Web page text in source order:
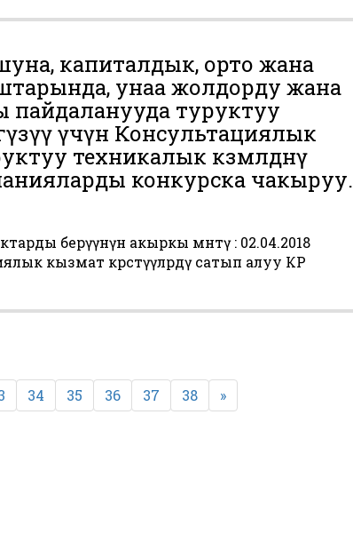
капиталдык, орто жана
унаа жолдорду жана
туруктуу
үчүн Консультациялык
техникалык көзөмөлдөөнү
конкурска чакыруу.
берүүнүн акыркы мөөнөтү : 02.04.2018
кызмат көрсөтүүлөрдү сатып алуу КР
34 35 36 37 38 »